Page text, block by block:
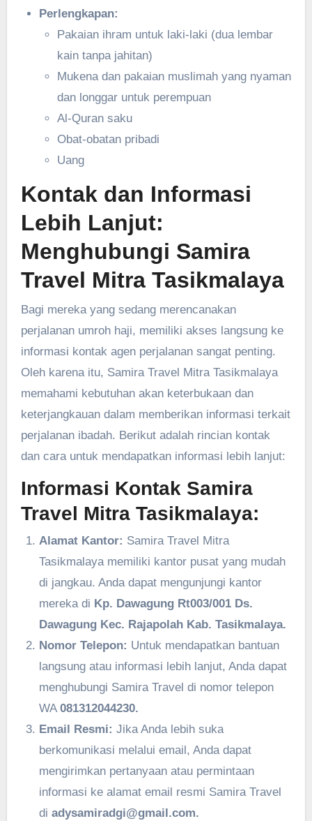
Perlengkapan:
Pakaian ihram untuk laki-laki (dua lembar
kain tanpa jahitan)
Mukena dan pakaian muslimah yang nyaman
dan longgar untuk perempuan
Al-Quran saku
Obat-obatan pribadi
Uang
Kontak dan Informasi
Lebih Lanjut:
Menghubungi Samira
Travel Mitra Tasikmalaya
Bagi mereka yang sedang merencanakan
perjalanan umroh haji, memiliki akses langsung ke
informasi kontak agen perjalanan sangat penting.
Oleh karena itu, Samira Travel Mitra Tasikmalaya
memahami kebutuhan akan keterbukaan dan
keterjangkauan dalam memberikan informasi terkait
perjalanan ibadah. Berikut adalah rincian kontak
dan cara untuk mendapatkan informasi lebih lanjut:
Informasi Kontak Samira
Travel Mitra Tasikmalaya:
Alamat Kantor: Samira Travel Mitra
Tasikmalaya memiliki kantor pusat yang mudah
di jangkau. Anda dapat mengunjungi kantor
mereka di Kp. Dawagung Rt003/001 Ds.
Dawagung Kec. Rajapolah Kab. Tasikmalaya.
Nomor Telepon: Untuk mendapatkan bantuan
langsung atau informasi lebih lanjut, Anda dapat
menghubungi Samira Travel di nomor telepon
WA 081312044230.
Email Resmi: Jika Anda lebih suka
berkomunikasi melalui email, Anda dapat
mengirimkan pertanyaan atau permintaan
informasi ke alamat email resmi Samira Travel
di adysamiradgi@gmail.com.